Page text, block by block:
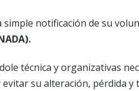
notificación de su
.
técnica y organizativas
su alteración, pérdida